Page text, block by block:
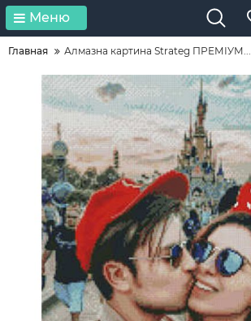
Меню
Главная Алмазна картина Strateg ПРЕМІУМ...